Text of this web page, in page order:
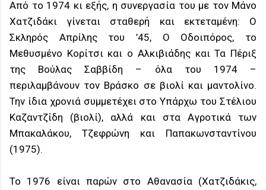
Από το 1974 κι εξής, η συνεργασία του με τον Μάνο
Χατζιδάκι γίνεται σταθερή και εκτεταμένη: Ο
Σκληρός Απρίλης του ’45, Ο Οδοιπόρος, το
Μεθυσμένο Κορίτσι και ο Αλκιβιάδης και Τα Πέριξ
της Βούλας Σαββίδη – όλα του 1974 –
περιλαμβάνουν τον Βράσκο σε βιολί και μαντολίνο.
Την ίδια χρονιά συμμετέχει στο Υπάρχω του Στέλιου
Καζαντζίδη (βιολί), αλλά και στα Αγροτικά των
Μπακαλάκου, Τζεφρώνη και Παπακωνσταντίνου
(1975).
Το 1976 είναι παρών στο Αθανασία (Χατζιδάκις,